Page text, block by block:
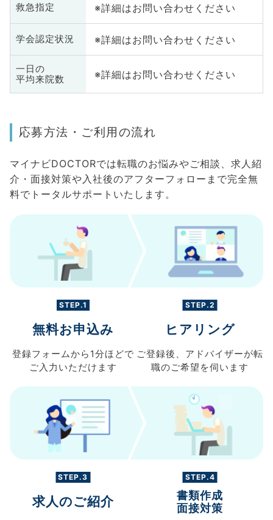
救急指定 ※詳細はお問い合わせください
学会認定状況 ※詳細はお問い合わせください
一日の
平均来院数
※詳細はお問い合わせください
応募方法・ご利用の流れ
マイナビDOCTORでは転職のお悩みやご相談、求人紹
介・面接対策や入社後のアフターフォローまで完全無
料でトータルサポートいたします。
STEP.1
無料お申込み
登録フォームから 1分ほどで
ご入力 いただけます
STEP.2
ヒアリング
ご登録後、 アドバイザーが転
職のご希望を伺います
STEP.3
求人のご紹介
STEP.4
書類作成
面接対策